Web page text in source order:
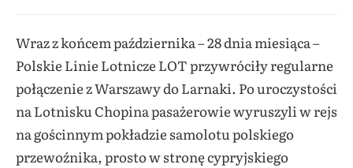
Wraz z końcem października – 28 dnia miesiąca –
Polskie Linie Lotnicze LOT przywróciły regularne
połączenie z Warszawy do Larnaki. Po uroczystości
na Lotnisku Chopina pasażerowie wyruszyli w rejs
na gościnnym pokładzie samolotu polskiego
przewoźnika, prosto w stronę cypryjskiego